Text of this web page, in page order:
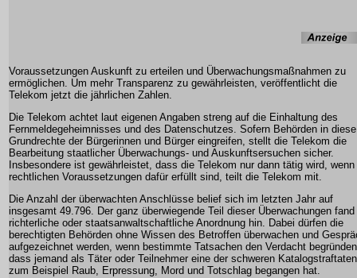
Voraussetzungen Auskunft zu erteilen und Überwachungsmaßnahmen zu
ermöglichen. Um mehr Transparenz zu gewährleisten, veröffentlicht die
Telekom jetzt die jährlichen Zahlen.
Die Telekom achtet laut eigenen Angaben streng auf die Einhaltung des
Fernmeldegeheimnisses und des Datenschutzes. Sofern Behörden in diese
Grundrechte der Bürgerinnen und Bürger eingreifen, stellt die Telekom die
Bearbeitung staatlicher Überwachungs- und Auskunftsersuchen sicher.
Insbesondere ist gewährleistet, dass die Telekom nur dann tätig wird, wenn
rechtlichen Voraussetzungen dafür erfüllt sind, teilt die Telekom mit.
Die Anzahl der überwachten Anschlüsse belief sich im letzten Jahr auf
insgesamt 49.796. Der ganz überwiegende Teil dieser Überwachungen
richterliche oder staatsanwaltschaftliche Anordnung hin. Dabei dürfen die
berechtigten Behörden ohne Wissen des Betroffen überwachen und
aufgezeichnet werden, wenn bestimmte Tatsachen den Verdacht
dass jemand als Täter oder Teilnehmer eine der schweren
zum Beispiel Raub, Erpressung, Mord und Totschlag begangen hat.